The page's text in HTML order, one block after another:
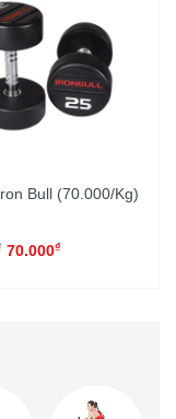
Bull (70.000/Kg)
70.000₫